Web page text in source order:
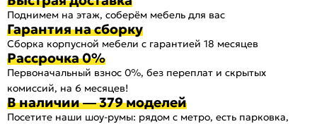
Поднимем на этаж, соберём мебель для вас
Гарантия на сборку
Сборка корпусной мебели с гарантией 18 месяцев
Рассрочка 0%
Первоначальный взнос 0%, без переплат и скрытых
комиссий, на 6 месяцев!
В наличии — 379 моделей
Посетите наши шоу-румы: рядом с метро, есть парковка,